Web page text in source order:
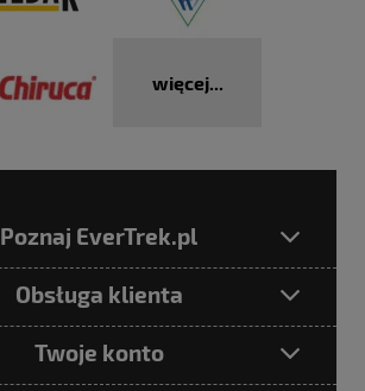
więcej...
Poznaj EverTrek.pl
Obsługa klienta
Twoje konto